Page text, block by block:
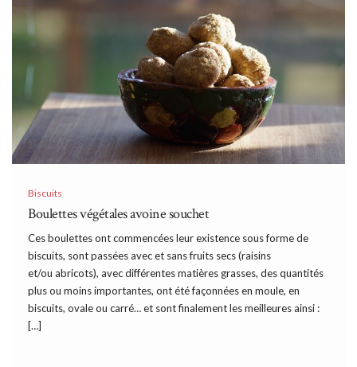
Biscuits
Boulettes végétales avoine souchet
Ces boulettes ont commencées leur existence sous forme de
biscuits, sont passées avec et sans fruits secs (raisins
et/ou abricots), avec différentes matières grasses, des quantités
plus ou moins importantes, ont été façonnées en moule, en
biscuits, ovale ou carré… et sont finalement les meilleures ainsi :
[…]